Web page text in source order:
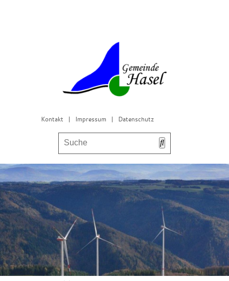
Kontakt | Impressum | Datenschutz
Bürgerservice & Gemeinderat
Leben in Hasel
Freizeit & Tourismus